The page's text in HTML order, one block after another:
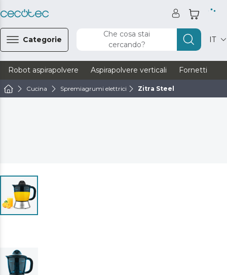
Categorie
Che cosa stai
cercando?
IT
Robot aspirapolvere Aspirapolvere verticali Fornetti
Cucina Spremiagrumi elettrici Zitra Steel